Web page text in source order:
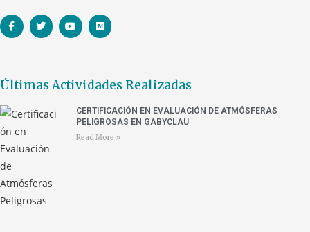
Últimas Actividades Realizadas
CERTIFICACIÓN EN EVALUACIÓN DE ATMÓSFERAS
PELIGROSAS EN GABYCLAU
Read More »